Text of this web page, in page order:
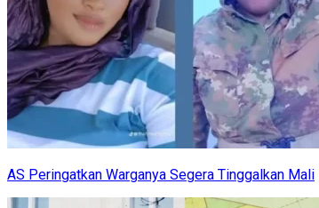
AS Peringatkan Warganya Segera Tinggalkan Mali